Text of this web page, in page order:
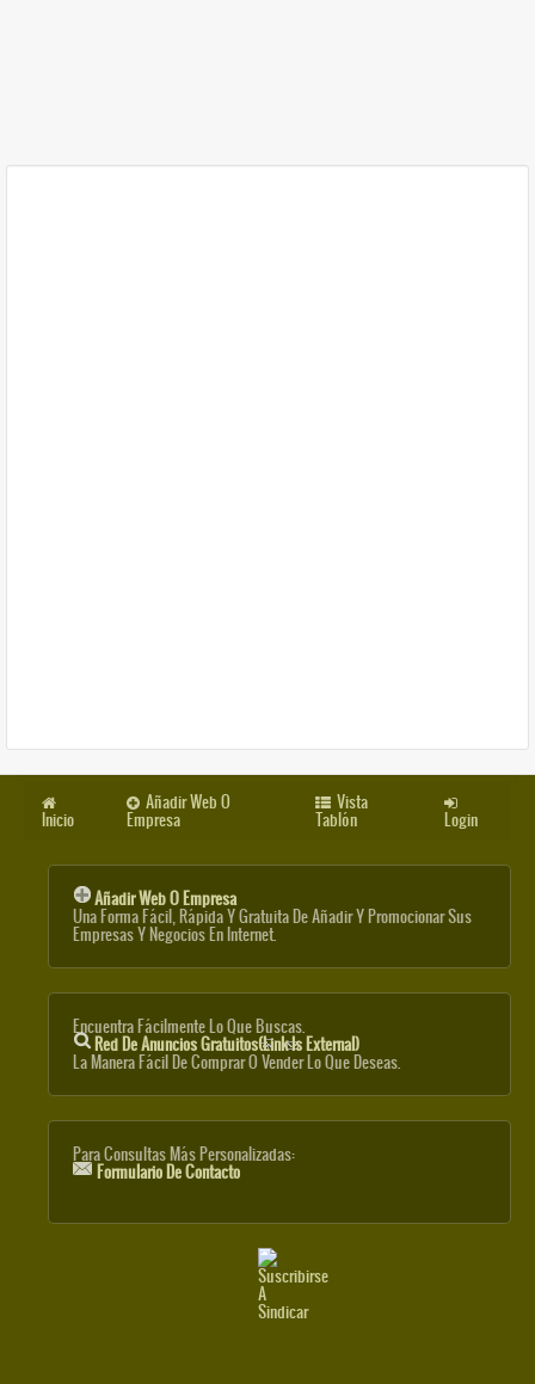
Inicio
Añadir Web O
Empresa
Vista
Tablón Login
Añadir Web O Empresa
Una Forma Fácil, Rápida Y Gratuita De Añadir Y Promocionar Sus
Empresas Y Negocios En Internet.
Encuentra Fácilmente Lo Que Buscas.
Red De Anuncios Gratuitos(link Is External)
La Manera Fácil De Comprar O Vender Lo Que Deseas.
Para Consultas Más Personalizadas:
Formulario De Contacto